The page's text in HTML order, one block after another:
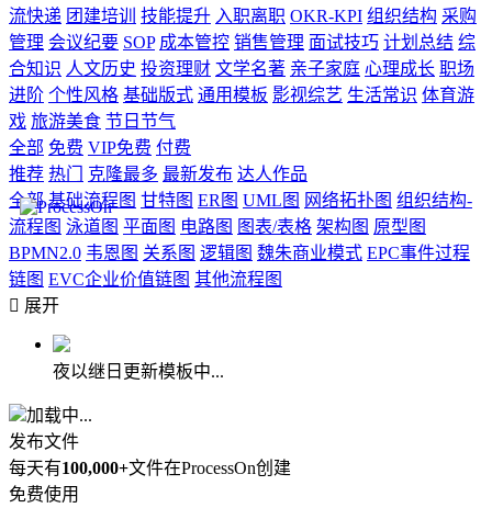
流快递 团建培训 技能提升 入职离职 OKR-KPI 组织结构 采购
管理 会议纪要 SOP 成本管控 销售管理 面试技巧 计划总结 综
合知识 人文历史 投资理财 文学名著 亲子家庭 心理成长 职场
进阶 个性风格 基础版式 通用模板 影视综艺 生活常识 体育游
戏 旅游美食 节日节气
全部 免费 VIP免费 付费
推荐 热门 克隆最多 最新发布 达人作品
全部 基础流程图 甘特图 ER图 UML图 网络拓扑图 组织结构-
流程图 泳道图 平面图 电路图 图表/表格 架构图 原型图
BPMN2.0 韦恩图 关系图 逻辑图 魏朱商业模式 EPC事件过程
链图 EVC企业价值链图 其他流程图
 展开
夜以继日更新模板中...
加载中...
发布文件
每天有100,000+文件在ProcessOn创建
免费使用